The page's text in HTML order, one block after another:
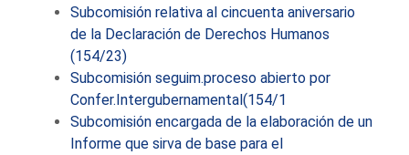
Subcomisión relativa al cincuenta aniversario
de la Declaración de Derechos Humanos
(154/23)
Subcomisión seguim.proceso abierto por
Confer.Intergubernamental(154/1
Subcomisión encargada de la elaboración de un
Informe que sirva de base para el